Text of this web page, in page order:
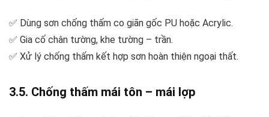
✅ Dùng sơn chống thấm co giãn gốc PU hoặc Acrylic.
✅ Gia cố chân tường, khe tường – trần.
✅ Xử lý chống thấm kết hợp sơn hoàn thiện ngoại thất.
3.5. Chống thấm mái tôn – mái lợp